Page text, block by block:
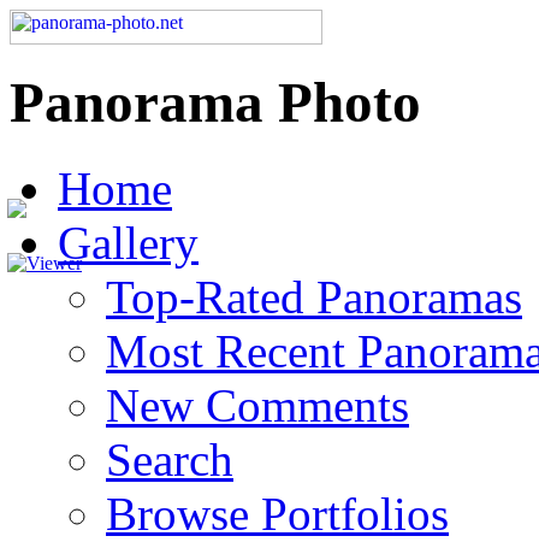
Panorama Photo
Home
Gallery
Top-Rated Panoramas
Most Recent
New Comments
Search
Browse Portfolios